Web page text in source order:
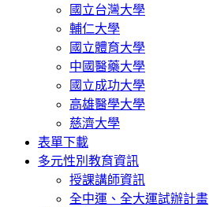
國立台灣大學
輔仁大學
國立體育大學
中國醫藥大學
國立成功大學
高雄醫學大學
慈濟大學
表單下載
多元性別教育資訊
授課講師資訊
全中運、全大運試辦計畫